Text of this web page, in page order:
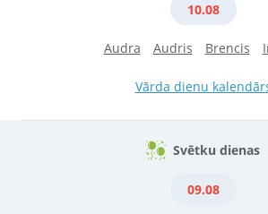
10.08
Audra Audris Brencis
Vārda dienu
Svētku dienas
09.08